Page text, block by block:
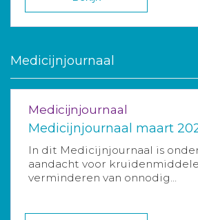
Medicijnjournaal
Medicijnjournaal
Medicijnjournaal maart
In dit Medicijnjournaal is
aandacht voor
verminderen van onnodig...